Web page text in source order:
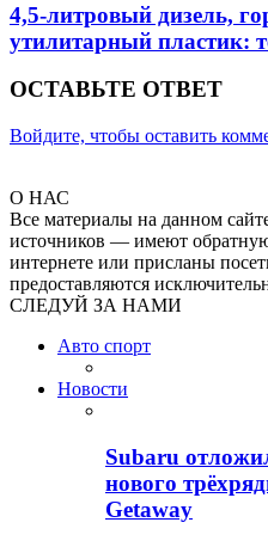
4,5-литровый дизель,
утилитарный пластик:
ОСТАВЬТЕ ОТВЕТ
Войдите, чтобы оставить
О НАС
Все материалы на данном
источников — имеют
интернете или присланы
предоставляются
СЛЕДУЙ ЗА НАМИ
Авто спорт
Новости
Subaru
нового
Getaway